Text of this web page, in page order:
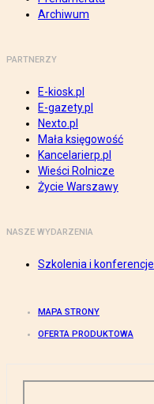
Archiwum
PARTNERZY
E-kiosk.pl
E-gazety.pl
Nexto.pl
Mała księgowość
Kancelarierp.pl
Wieści Rolnicze
Życie Warszawy
NASZE WYDARZENIA
Szkolenia i konferencje
MAPA STRONY
OFERTA PRODUKTOWA